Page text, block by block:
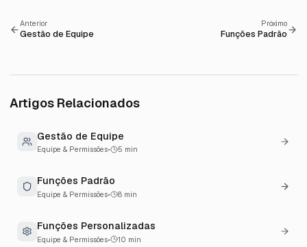
Anterior
Gestão de Equipe
Próximo
Funções Padrão
Artigos Relacionados
Gestão de Equipe
Equipe & Permissões• 5 min
Funções Padrão
Equipe & Permissões• 8min
Funções Personalizadas
Equipe & Permissões• 10 min